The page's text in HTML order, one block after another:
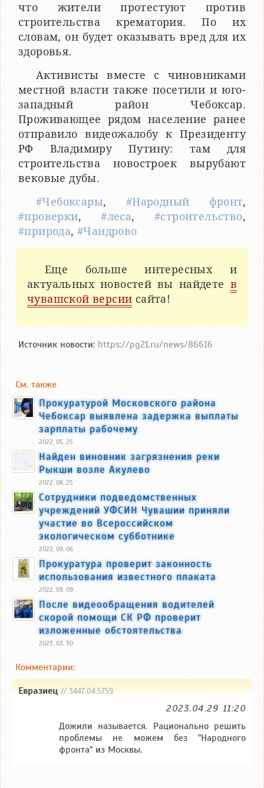
что жители протестуют против
строительства крематория. По их
словам, он будет оказывать вред для их
здоровья.
Активисты вместе с чиновниками
местной власти также посетили и юго-
западный район Чебоксар.
Проживающее рядом население ранее
отправило видеожалобу к Президенту
РФ Владимиру Путину: там для
строительства новостроек вырубают
вековые дубы.
#Чебоксары, #Народный фронт,
#проверки,#леса, #строительство,
#природа,#Чандрово
Еще больше интересных и
актуальных новостей вы найдете в
чувашской версии сайта!
Источник новости: https://pg21.ru/news/86616
См. также
Прокуратурой Московского района
Чебоксар выявлена задержка выплаты
зарплаты рабочему
2022, 05, 25
Найден виновник загрязнения реки
Рыкши возле Акулево
2022, 08, 25
Сотрудники подведомственных
учреждений УФСИН Чувашии приняли
участие во Всероссийском
экологическом субботнике
2022, 09, 06
Прокуратура проверит законность
использования известного плаката
2022, 09, 09
После видеообращения водителей
скорой помощи СК РФ проверит
изложенные обстоятельства
2023, 03, 30
Комментарии:
Евразиец// 3447.04.5759
2023.04.29 11:20
Дожили называется. Рационально решить
проблемы не можем без "Народного
фронта" из Москвы.